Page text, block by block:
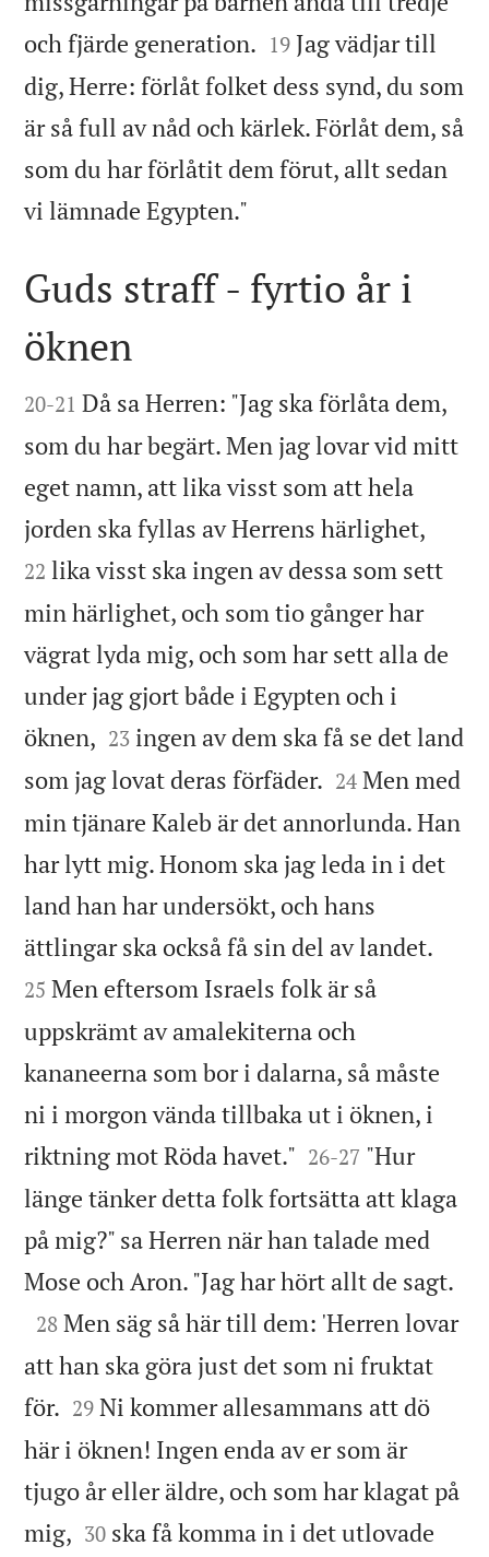
och fjärde generation. 

19 Jag vädjar till
dig, Herre: förlåt folket dess synd, du som
är så full av nåd och kärlek. Förlåt dem, så
som du har förlåtit dem förut, allt sedan
vi lämnade Egypten."

Guds straff - fyrtio år i
öknen

20-21 Då sa Herren: "Jag ska förlåta dem,
som du har begärt. Men jag lovar vid mitt
eget namn, att lika visst som att hela
jorden ska fyllas av Herrens härlighet,
22 lika visst ska ingen av dessa som sett
min härlighet, och som tio gånger har
vägrat lyda mig, och som har sett alla de
under jag gjort både i Egypten och i
öknen, 

23 ingen av dem ska få se det land
som jag lovat deras förfäder. 

24 Men med
min tjänare Kaleb är det annorlunda. Han
har lytt mig. Honom ska jag leda in i det
land han har undersökt, och hans
ättlingar ska också få sin del av landet.
25 Men eftersom Israels folk är så
uppskrämt av amalekiterna och
kananeerna som bor i dalarna, så måste
ni i morgon vända tillbaka ut i öknen, i
riktning mot Röda havet." 

26-27 "Hur
länge tänker detta folk fortsätta att klaga
på mig?" sa Herren när han talade med
Mose och Aron. "Jag har hört allt de sagt.

28 Men säg så här till dem: 'Herren lovar
att han ska göra just det som ni fruktat
för. 

29 Ni kommer allesammans att dö
här i öknen! Ingen enda av er som är
tjugo år eller äldre, och som har klagat på
mig, 

30 ska få komma in i det utlovade